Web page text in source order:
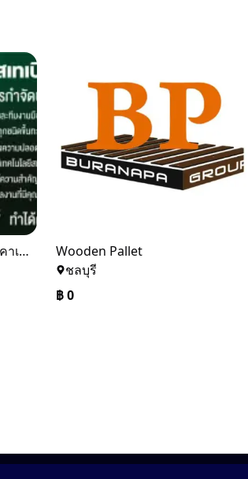
รับกำจัดปลวกและแมลง ในราคาเริ่มเพียง 3,500 บาท
Wooden Pallet
ชลบุรี
฿0